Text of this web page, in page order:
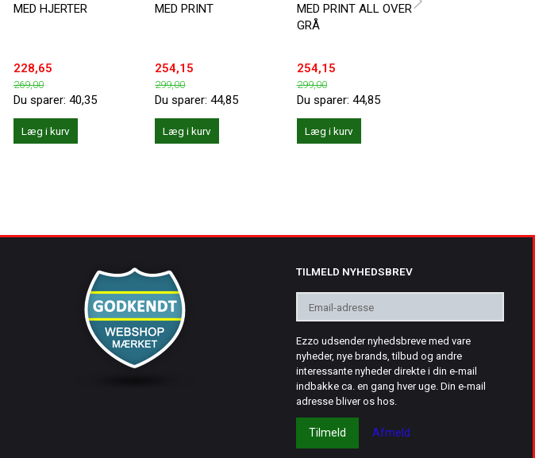
MED HJERTER
228,65
269,00
Du sparer: 40,35
Læg i kurv
MED PRINT
254,15
299,00
Du sparer:44,85
Læg i kurv
MED PRINT ALL OVER
GRÅ
254,15
299,00
Du sparer: 44,85
Læg i kurv
TILMELD NYHEDSBREV
adresse
Ezzo udsender nyhedsbreve med vare
nyheder, nye brands, tilbud og andre
interessante nyheder direkte i din e-mail
indbakke ca. en gang hver uge. Din e-mail
adresse bliver os hos.
Tilmeld Afmeld